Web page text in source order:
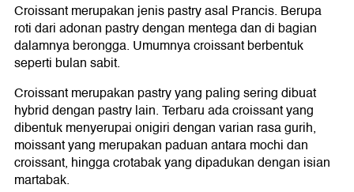
Croissant merupakan jenis pastry asal Prancis. Berupa
roti dari adonan pastry dengan mentega dan di bagian
dalamnya berongga. Umumnya croissant berbentuk
seperti bulan sabit.
Croissant merupakan pastry yang paling sering dibuat
hybrid dengan pastry lain. Terbaru ada croissant yang
dibentuk menyerupai onigiri dengan varian rasa gurih,
moissant yang merupakan paduan antara mochi dan
croissant, hingga crotabak yang dipadukan dengan isian
martabak.